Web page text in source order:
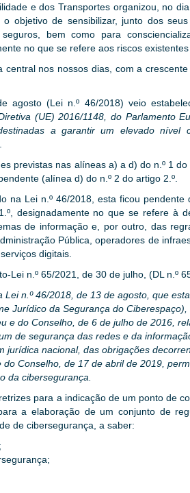
e dos Transportes organizou, no
o objetivo de sensibilizar, junto dos
seguros, bem como para
no que se refere aos riscos existentes
central nos nossos dias, com a
agosto (Lei n.º 46/2018) veio
(UE) 2016/1148, do Parlamento
a garantir um elevado nível
previstas nas alíneas a) a d) do n.º 1
(alínea d) do n.º 2 do artigo 2.º.
na Lei n.º 46/2018, esta ficou
designadamente no que se refere à
de informação e, por outro, das
Pública, operadores de
digitais.
Lei n.º 65/2021, de 30 de julho, (DL n.º
Lei n.º 46/2018, de 13 de agosto, que
Jurídico da Segurança do
e do Conselho, de 6 de julho de 2016,
de segurança das redes e da
jurídica nacional, das obrigações
do Conselho, de 17 de abril de 2019,
da cibersegurança.
para a indicação de um ponto de
a elaboração de um conjunto de
de cibersegurança, a saber: